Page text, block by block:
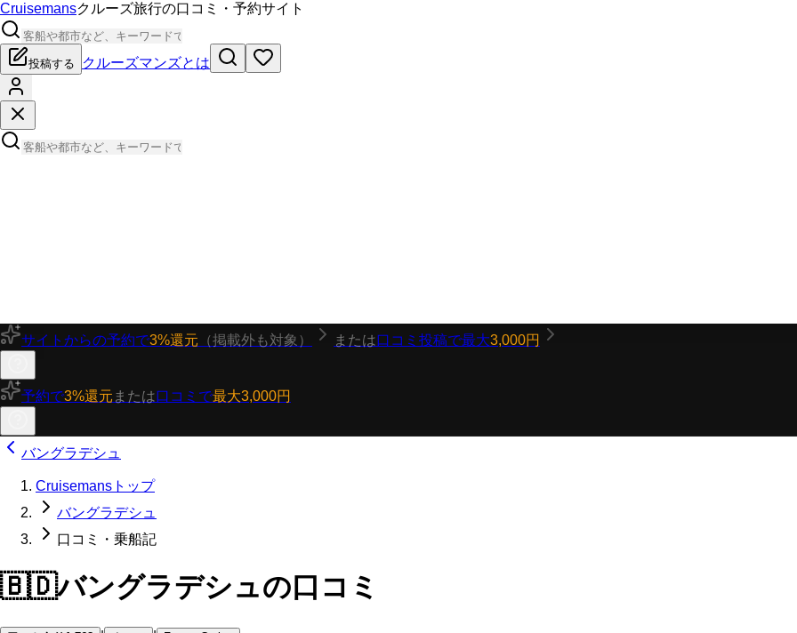
Cruisemansクルーズ旅行の口コミ・予約サイト
投稿する クルーズマンズとは
サイトからの予約で3%還元 （掲載外も対象） または口コミ投稿で最大3,000円
予約で3%還元 または口コミで最大3,000円
バングラデシュ
Cruisemansトップ
バングラデシュ
口コミ・乗船記
🇧🇩バングラデシュの口コミ